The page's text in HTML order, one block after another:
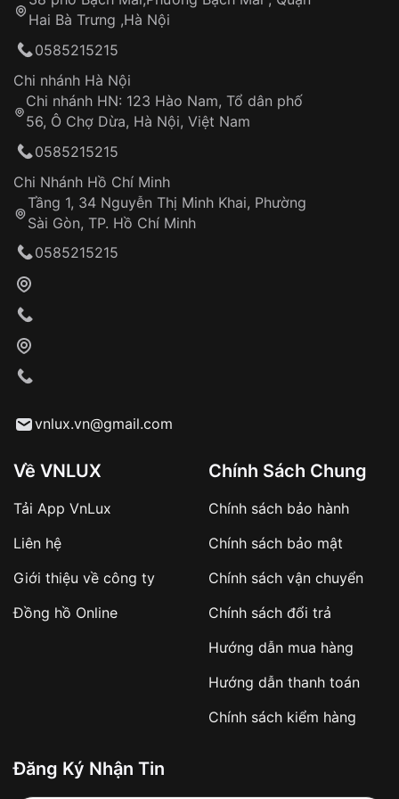
Hotline: 0585 215 215
Từ khóa SEO:
Khách hàng kiểm tra và thanh toán trực tiếp
Từ khóa SEO:
sản phẩm đặc biệt
hàng
Số tiền còn lại thanh toán khi nhận hàng hoặc
✔️ Đảm bảo xử lý đơn hàng nhanh chóng
✔️ Hạn chế tình trạng hủy đơn không mong
Từ khóa SEO:
Tự ý sửa chữa
thống VNLUX
Đảm bảo quyền lợi khách hàng
Đồng hành cùng khách hàng trong suốt quá
trình sử dụng
Hai Bà Trưng ,Hà Nội
0585215215
Chi nhánh Hà Nội
Chi nhánh HN: 123 Hào Nam, Tổ dân phố
56, Ô Chợ Dừa, Hà Nội, Việt Nam
0585215215
Chi Nhánh Hồ Chí Minh
Tầng 1, 34 Nguyễn Thị Minh Khai, Phường
Sài Gòn, TP. Hồ Chí Minh
0585215215
vnlux.vn@gmail.com
Về VNLUX
Tải App VnLux
Liên hệ
Giới thiệu về công ty
Đồng hồ Online
Chính Sách Chung
Chính sách bảo hành
Chính sách bảo mật
Chính sách vận chuyển
Chính sách đổi trả
Hướng dẫn mua hàng
Hướng dẫn thanh toán
Chính sách kiểm hàng
Đăng Ký Nhận Tin